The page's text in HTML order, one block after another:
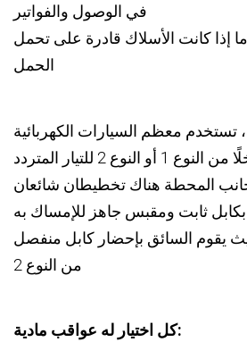
في الوصول والفواتير
إذا كانت الأسلاك قادرة على تحمل
الحمل
تستخدم معظم السيارات الكهربائية
ثابت ومقبس جاهز للإمساك به
يقوم السائق بإحضار كابل منفصل
من النوع 2
كل اختيار له عواقب مادية: